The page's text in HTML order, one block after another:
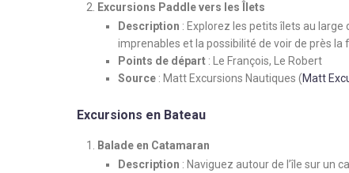
Excursions Paddle vers les Îlets
Description : Explorez les petits îlets au
imprenables et la possibilité de voir de près la
Points de départ : Le François, Le Robert
Source : Matt Excursions Nautiques​ (Matt
Excursions en Bateau
Balade en Catamaran
Description : Naviguez autour de l’île sur un